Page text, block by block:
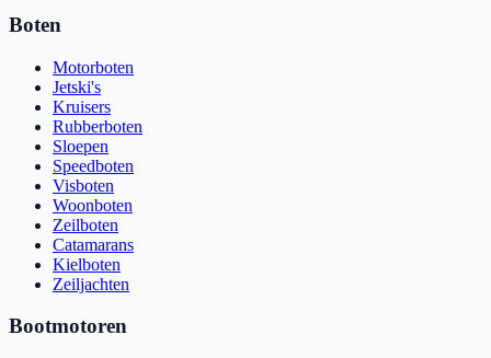
Boten
Motorboten
Jetski's
Kruisers
Rubberboten
Sloepen
Speedboten
Visboten
Woonboten
Zeilboten
Catamarans
Kielboten
Zeiljachten
Bootmotoren